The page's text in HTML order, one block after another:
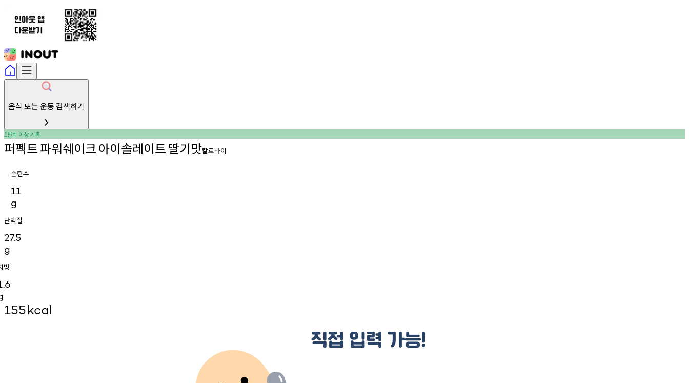
음식 또는 운동 검색하기
1천회 이상기록
퍼펙트파워쉐이크아이솔레이트 딸기맛칼로바이
순탄수
11
g
단백질
27.5
g
방
155kcal